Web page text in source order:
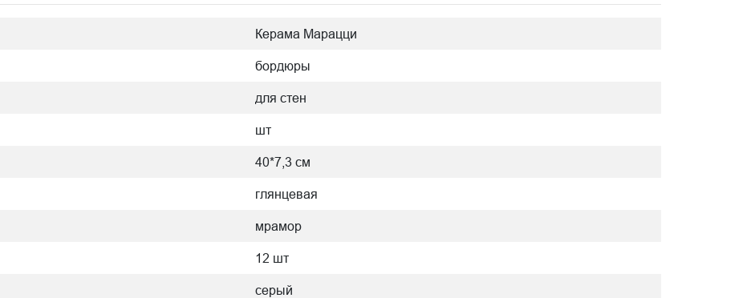
Керама Марацци
бордюры
для стен
шт
40*7,3 см
глянцевая
мрамор
12 шт
серый